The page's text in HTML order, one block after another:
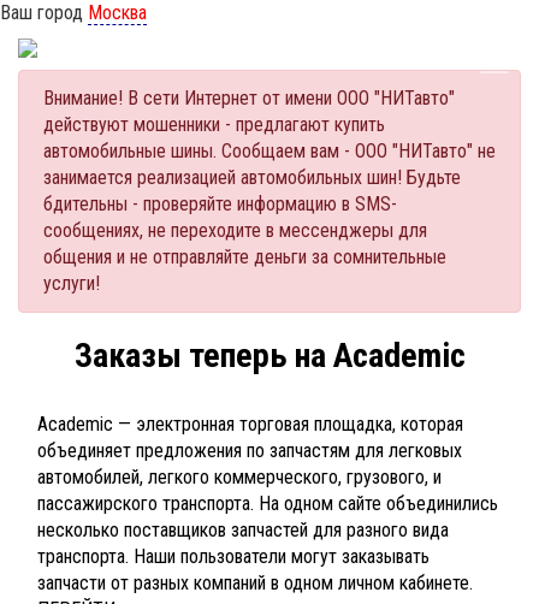
Ваш город Москва
Внимание! В сети Интернет от имени ООО "НИТавто"
действуют мошенники - предлагают купить
автомобильные шины. Сообщаем вам - ООО "НИТавто" не
занимается реализацией автомобильных шин! Будьте
бдительны - проверяйте информацию в SMS-
сообщениях, не переходите в мессенджеры для
общения и не отправляйте деньги за сомнительные
услуги!
Заказы теперь на Academic
Academic — электронная торговая площадка, которая
объединяет предложения по запчастям для легковых
автомобилей, легкого коммерческого, грузового, и
пассажирского транспорта. На одном сайте объединились
несколько поставщиков запчастей для разного вида
транспорта. Наши пользователи могут заказывать
запчасти от разных компаний в одном личном кабинете.